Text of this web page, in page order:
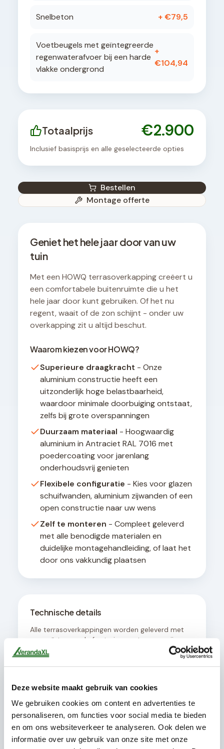
Deze website maakt gebruik van cookies
We gebruiken cookies om content en advertenties te
personaliseren, om functies voor social media te bieden
en om ons websiteverkeer te analyseren. Ook delen we
informatie over uw gebruik van onze site met onze
Snelbeton + €79,5
Voetbeugels met geïntegreerde
regenwaterafvoer bij een harde
vlakke ondergrond
+
€104,94
Totaalprijs €2.900
Inclusief basisprijs en alle geselecteerde opties
Bestellen
Montage offerte
Geniet het hele jaar door van uw
tuin
Met een HOWQ terrasoverkapping creëert u
een comfortabele buitenruimte die u het
hele jaar door kunt gebruiken. Of het nu
regent, waait of de zon schijnt - onder uw
overkapping zit u altijd beschut.
Waarom kiezen voor HOWQ?
Superieure draagkracht - Onze
aluminium constructie heeft een
uitzonderlijk hoge belastbaarheid,
waardoor minimale doorbuiging ontstaat,
zelfs bij grote overspanningen
Duurzaam materiaal - Hoogwaardig
aluminium in Antraciet RAL 7016 met
poedercoating voor jarenlang
onderhoudsvrij genieten
Flexibele configuratie - Kies voor glazen
schuifwanden, aluminium zijwanden of een
open constructie naar uw wens
Zelf te monteren - Compleet geleverd
met alle benodigde materialen en
duidelijke montagehandleiding, of laat het
door ons vakkundig plaatsen
Technische details
Alle terrasoverkappingen worden geleverd met
een geïntegreerd afwateringssysteem en zijn
ontworpen voor een hellingshoek van minimaal 8
graden voor optimale waterafvoer. De
constructie is geschikt voor bevestiging aan
200 kg per strekkende meter.
Dit pakket bevat